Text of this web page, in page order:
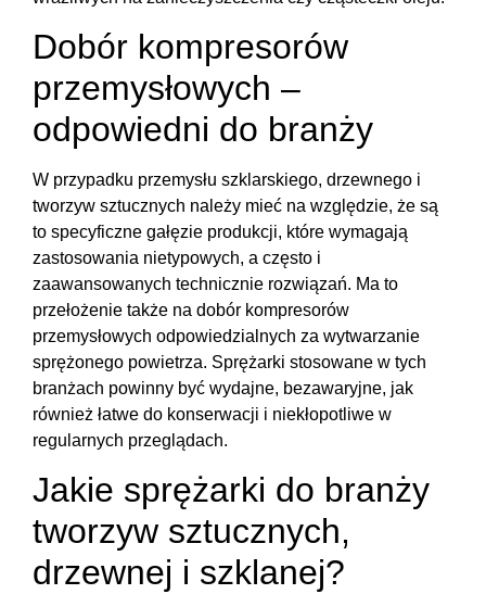
Dobór kompresorów
przemysłowych –
odpowiedni do branży
W przypadku przemysłu szklarskiego, drzewnego i
tworzyw sztucznych należy mieć na względzie, że są
to specyficzne gałęzie produkcji, które wymagają
zastosowania nietypowych, a często i
zaawansowanych technicznie rozwiązań. Ma to
przełożenie także na dobór kompresorów
przemysłowych odpowiedzialnych za wytwarzanie
sprężonego powietrza. Sprężarki stosowane w tych
branżach powinny być wydajne, bezawaryjne, jak
również łatwe do konserwacji i niekłopotliwe w
regularnych przeglądach.
Jakie sprężarki do branży
tworzyw sztucznych,
drzewnej i szklanej?